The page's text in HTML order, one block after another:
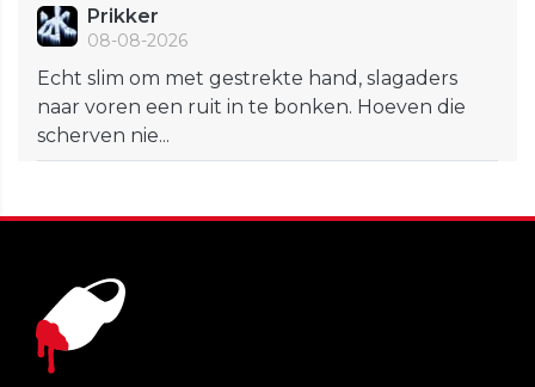
Prikker
08-08-2026
Echt slim om met gestrekte hand, slagaders
naar voren een ruit in te bonken. Hoeven die
scherven nie...